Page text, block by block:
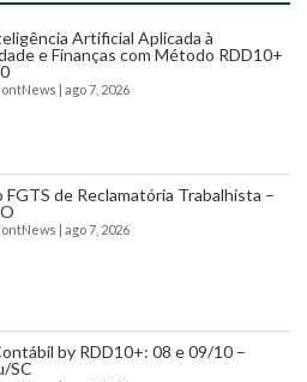
Artificial Aplicada à
e Finanças com Método RDD10+
ago 7, 2026
FGTS de Reclamatória Trabalhista –
ago 7, 2026
by RDD10+: 08 e 09/10 –
SC